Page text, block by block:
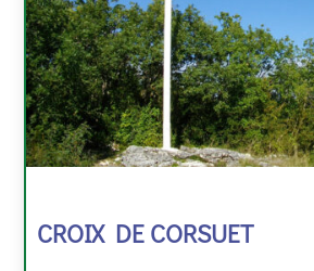
CROIX DE CORSUET